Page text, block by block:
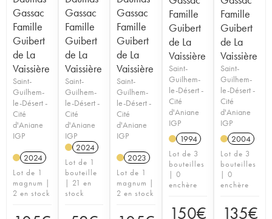
Gassac
Famille
Guibert
de La
Vaissière
Saint-
Guilhem-
le-Désert -
Cité
d'Aniane
IGP
2024
Lot de 1
magnum |
2 en stock
Gassac
Famille
Guibert
de La
Vaissière
Saint-
Guilhem-
le-Désert -
Cité
d'Aniane
IGP
2024
Lot de 1
bouteille
| 21 en
stock
Gassac
Famille
Guibert
de La
Vaissière
Saint-
Guilhem-
le-Désert -
Cité
d'Aniane
IGP
2023
Lot de 1
magnum |
2 en stock
Famille
Guibert
de La
Vaissière
Saint-
Guilhem-
le-Désert -
Cité
d'Aniane
IGP
1994
Lot de 3
bouteilles
| 0
enchère
150€
Famille
Guibert
de La
Vaissière
Saint-
Guilhem-
le-Désert -
Cité
d'Aniane
IGP
2004
Lot de 3
bouteilles
| 0
enchère
135€